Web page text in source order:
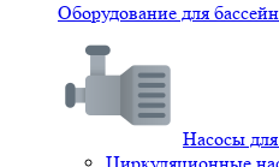
Оборудование для
Насосы